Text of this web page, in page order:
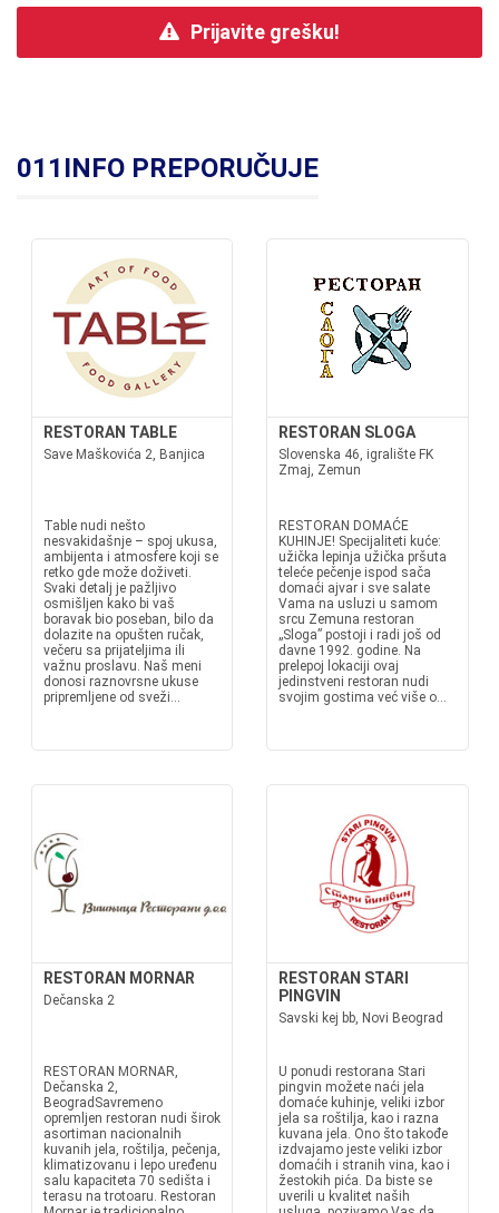
Prijavite grešku!
011INFO PREPORUČUJE
RESTORAN TABLE
Save Maškovića 2, Banjica
Table nudi nešto
nesvakidašnje – spoj ukusa,
ambijenta i atmosfere koji se
retko gde može doživeti.
Svaki detalj je pažljivo
osmišljen kako bi vaš
boravak bio poseban, bilo da
dolazite na opušten ručak,
večeru sa prijateljima ili
važnu proslavu. Naš meni
donosi raznovrsne ukuse
pripremljene od sveži...
RESTORAN SLOGA
Slovenska 46, igralište FK
Zmaj, Zemun
RESTORAN DOMAĆE
KUHINJE! Specijaliteti kuće:
užička lepinja užička pršuta
teleće pečenje ispod sača
domaći ajvar i sve salate
Vama na usluzi u samom
srcu Zemuna restoran
„Sloga” postoji i radi još od
davne 1992. godine. Na
prelepoj lokaciji ovaj
jedinstveni restoran nudi
svojim gostima već više o...
RESTORAN MORNAR
Dečanska 2
RESTORAN MORNAR,
Dečanska 2,
BeogradSavremeno
opremljen restoran nudi širok
asortiman nacionalnih
kuvanih jela, roštilja, pečenja,
klimatizovanu i lepo uređenu
salu kapaciteta 70 sedišta i
terasu na trotoaru. Restoran
RESTORAN STARI
PINGVIN
Savski kej bb, Novi Beograd
U ponudi restorana Stari
pingvin možete naći jela
domaće kuhinje, veliki izbor
jela sa roštilja, kao i razna
kuvana jela. Ono što takođe
izdvajamo jeste veliki izbor
domaćih i stranih vina, kao i
žestokih pića. Da biste se
uverili u kvalitet naših